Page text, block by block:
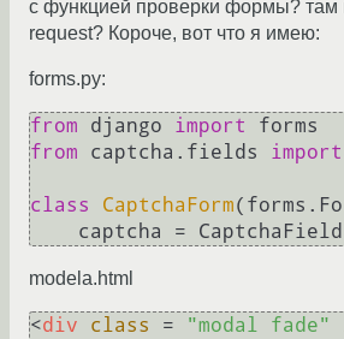
с функцией проверки формы? там
request? Короче, вот что я имею:
forms.py:
from django import
from captcha.fields import
class CaptchaForm
modela.html
<div class = "modal fade"